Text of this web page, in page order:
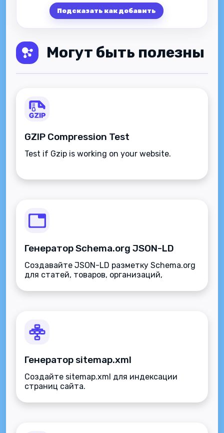
Подсказать как добавить
Могут быть полезны
GZIP Compression Test
Test if Gzip is working on your website.
Генератор Schema.org JSON-LD
Создавайте JSON-LD разметку Schema.org
для статей, товаров, организаций,
Генератор sitemap.xml
Создайте sitemap.xml для индексации
страниц сайта.